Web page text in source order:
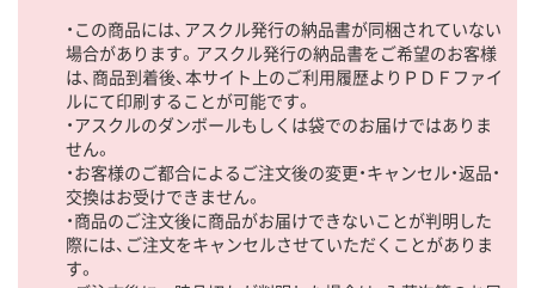
・この商品には、アスクル発行の納品書が同梱されていない
場合があります。アスクル発行の納品書をご希望のお客様
は、商品到着後、本サイト上のご利用履歴よりＰＤＦファイ
ルにて印刷することが可能です。
・アスクルのダンボールもしくは袋でのお届けではありま
せん。
・お客様のご都合によるご注文後の変更・キャンセル・返品・
交換はお受けできません。
・商品のご注文後に商品がお届けできないことが判明した
際には、ご注文をキャンセルさせていただくことがありま
す。